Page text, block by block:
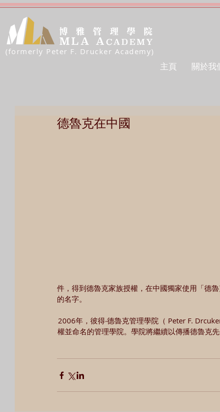
(formerly Peter F. Drucker Academy)
主頁 關於我
德魯克在中國
件，得到德魯克家族授權，在中國獨家使用「德
的名字。
2006年，彼得‧德魯克管理學院（ Peter F.
權並命名的管理學院。學院將繼續以傳播德魯克